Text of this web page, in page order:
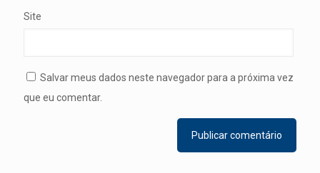
Site
Salvar meus dados neste navegador para a próxima vez
que eu comentar.